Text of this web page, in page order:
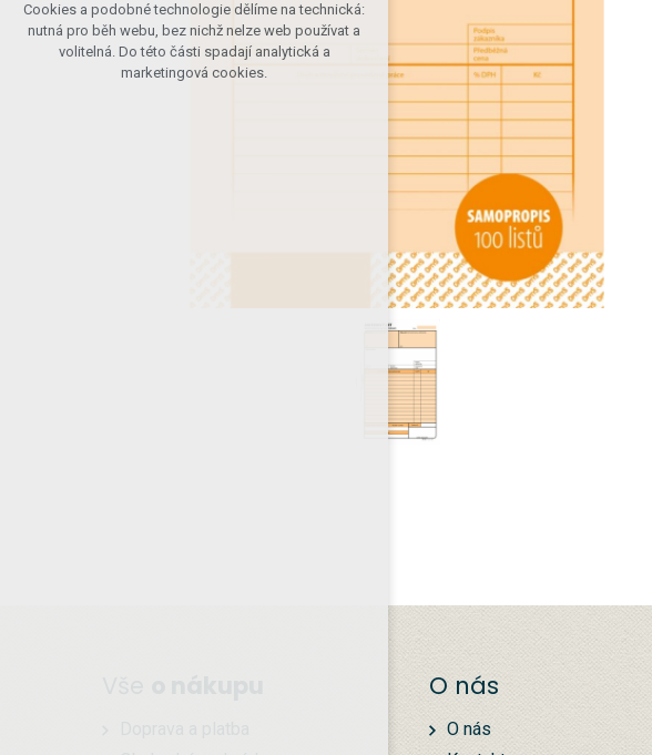
O nás
O nás
Přijmout všechny cookies
Odmítnout vše
Cookies a podobné technologie dělíme na technická:
nutná pro běh webu, bez nichž nelze web používat a
volitelná. Do této části spadají analytická a
marketingová cookies.